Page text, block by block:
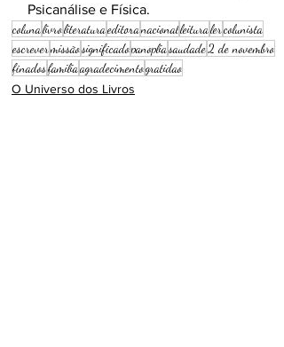
Psicanálise e Física.
colunalivroliteraturaeditoranacionalleituralercolunista
escrevermissãosignificadopanopliasaudade2 de novembro
finadosfamiliaagradecimentogratidao
O Universo dos Livros